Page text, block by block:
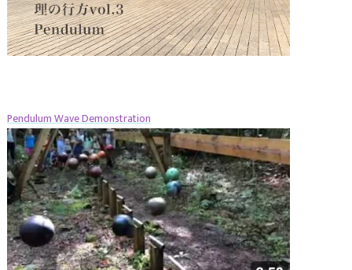
Pendulum Wave Demonstration